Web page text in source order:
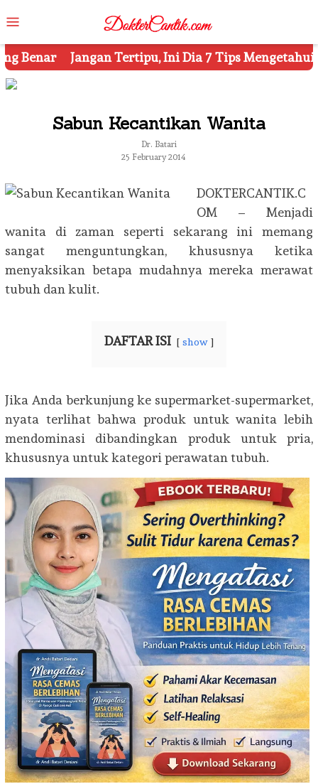
to
contentMenu
Ini Dia 7 Tips Mengetahui Kosmetik Palsu
Sabun Kecantikan Wanita
Dr. Batari
25 February 2014
DOKTERCANTIK.C
OM – Menjadi
wanita di zaman seperti sekarang ini memang
sangat menguntungkan, khususnya ketika
menyaksikan betapa mudahnya mereka merawat
tubuh dan kulit.
DAFTAR ISI show
Jika Anda berkunjung ke supermarket-supermarket,
nyata terlihat bahwa produk untuk wanita lebih
mendominasi dibandingkan produk untuk pria,
khususnya untuk kategori perawatan tubuh.